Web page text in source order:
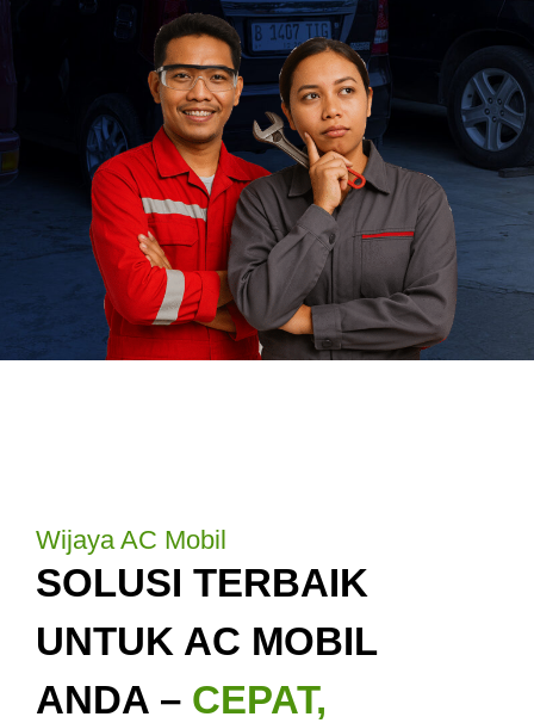
Wijaya AC Mobil
SOLUSI TERBAIK
UNTUK AC MOBIL
ANDA – CEPAT,